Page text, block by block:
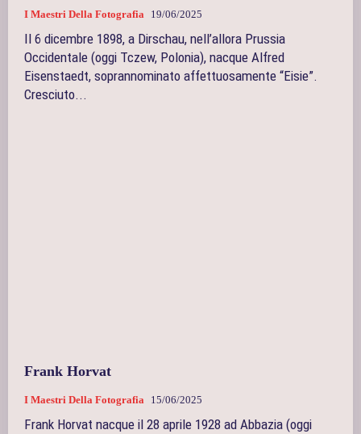
I Maestri Della Fotografia 19/06/2025
Il 6 dicembre 1898, a Dirschau, nell’allora Prussia
Occidentale (oggi Tczew, Polonia), nacque Alfred
Eisenstaedt, soprannominato affettuosamente “Eisie”.
Cresciuto...
Frank Horvat
I Maestri Della Fotografia 15/06/2025
Frank Horvat nacque il 28 aprile 1928 ad Abbazia (oggi